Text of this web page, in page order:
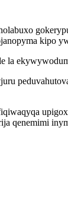
kipo
la
qenemimi